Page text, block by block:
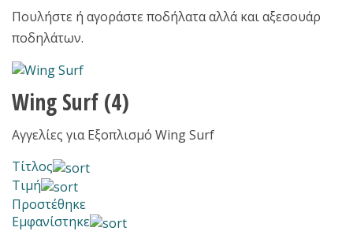
Πουλήστε ή αγοράστε ποδήλατα αλλά και αξεσουάρ
ποδηλάτων.
Wing Surf (4)
Αγγελίες για Εξοπλισμό Wing Surf
Τίτλος
Τιμή
Προστέθηκε
Εμφανίστηκε